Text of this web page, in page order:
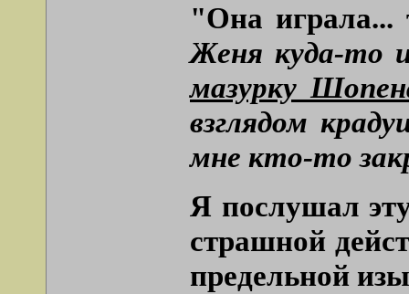
"Она играла...
Женя куда-то
мазурку
взглядом
мне кто-то
Я послушал
страшной
предельной